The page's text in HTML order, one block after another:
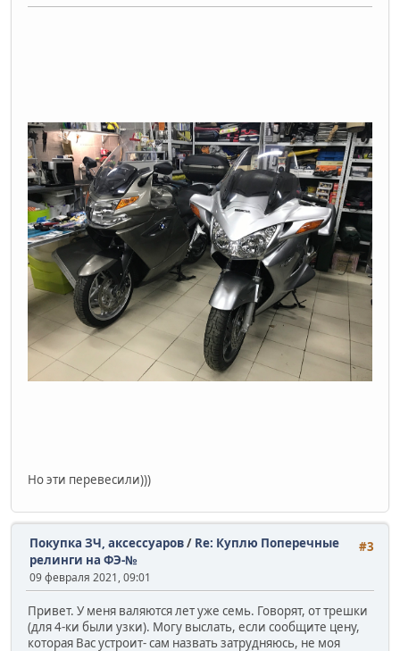
Но эти перевесили)))
#3
Покупка ЗЧ, аксессуаров/ Re: Куплю Поперечные
релинги на ФЭ-№
09 февраля 2021, 09:01
Привет. У меня валяются лет уже семь. Говорят, от трешки
(для 4-ки были узки). Могу выслать, если сообщите цену,
которая Вас устроит- сам назвать затрудняюсь, не моя